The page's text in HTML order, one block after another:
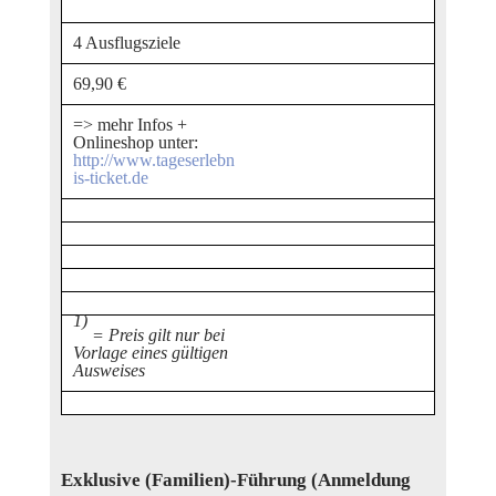
4 Ausflugsziele
69,90 €
=> mehr Infos +
Onlineshop unter:
http://www.tageserlebn
is-ticket.de
1)
= Preis gilt nur bei
Vorlage eines gültigen
Ausweises
Exklusive (Familien)-Führung (Anmeldung